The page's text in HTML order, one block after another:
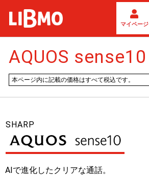
マイページ
AQUOS sense10
本ページ内に記載の価格はすべて税込です。
SHARP
AIで進化したクリアな通話。